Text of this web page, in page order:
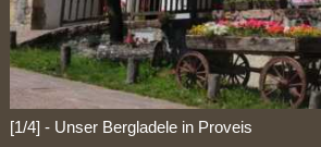
[1/4] - Unser Bergladele in Proveis